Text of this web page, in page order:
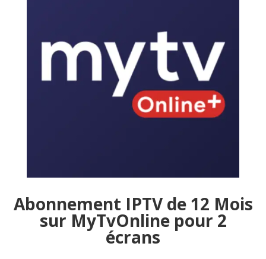
Abonnement IPTV de 12 Mois
sur MyTvOnline pour 2
écrans